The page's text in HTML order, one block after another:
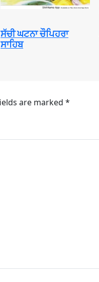
ਸੱਚੀ ਘਟਨਾ ਚੌਪਿਹਰਾ
ਸਾਹਿਬ
are marked *